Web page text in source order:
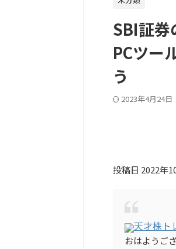
SBI証券
PCツー
う
2023年4月24日
投稿日 2022年
天才株ト
おはようご